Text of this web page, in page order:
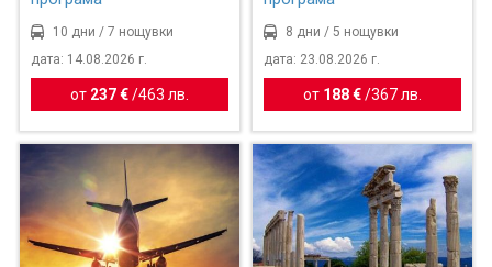
10 дни / 7 нощувки
дата: 14.08.2026 г.
от 237 € /463 лв.
8 дни / 5 нощувки
дата: 23.08.2026 г.
от 188 €/367 лв.